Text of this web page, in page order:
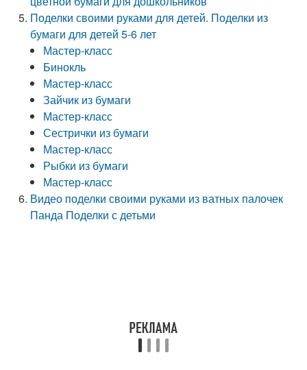
Поделки своими руками для детей. Поделки из
бумаги для детей 5-6 лет
Мастер-класс
Бинокль
Мастер-класс
Зайчик из бумаги
Мастер-класс
Сестрички из бумаги
Мастер-класс
Рыбки из бумаги
Мастер-класс
Видео поделки своими руками из ватных палочек
Панда Поделки с детьми